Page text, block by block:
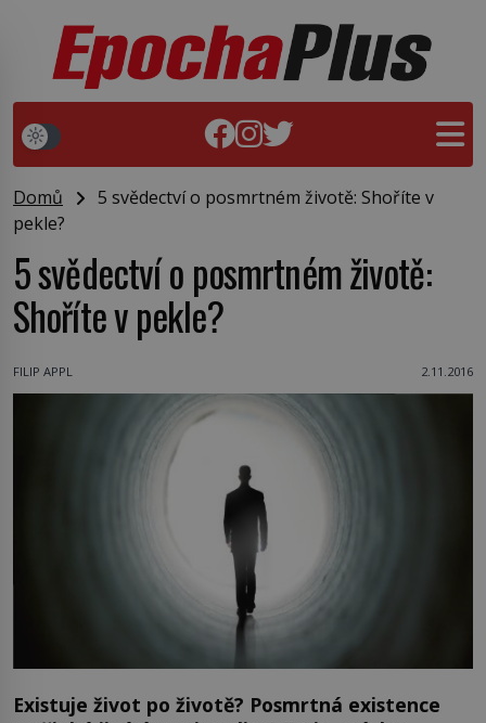
Domů
5 svědectví o posmrtném životě: Shoříte v
pekle?
5 svědectví o posmrtném životě:
Shoříte v pekle?
FILIP APPL 2.11.2016
Existuje život po životě? Posmrtná existence